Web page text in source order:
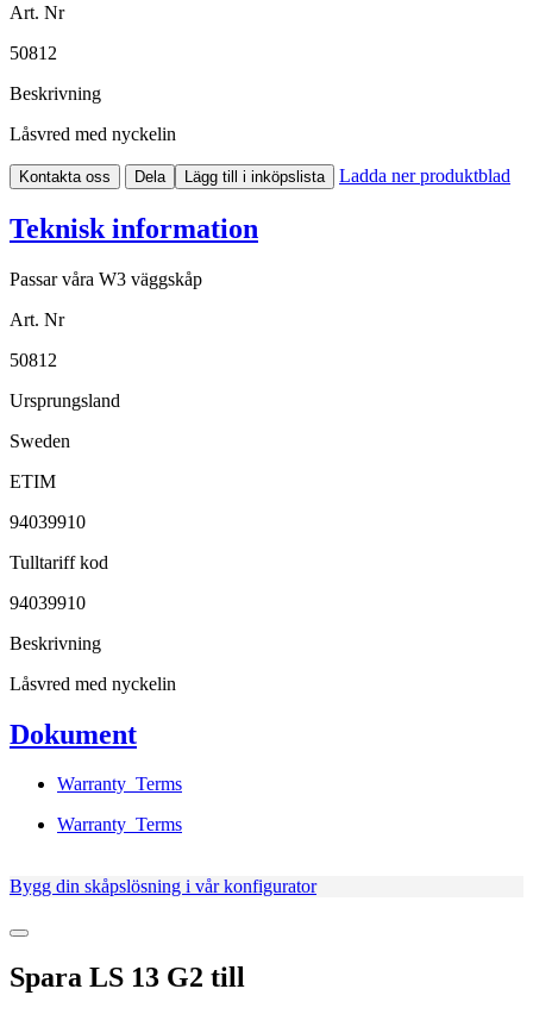
Art. Nr
50812
Beskrivning
Låsvred med nyckelin
Kontakta oss Dela Lägg till i inköpslista Ladda ner produktblad
Teknisk information
Passar våra W3 väggskåp
Art. Nr
50812
Ursprungsland
Sweden
ETIM
94039910
Tulltariff kod
94039910
Beskrivning
Låsvred med nyckelin
Dokument
Warranty_Terms
Warranty_Terms
Bygg din skåpslösning i vår konfigurator
Spara LS 13 G2 till